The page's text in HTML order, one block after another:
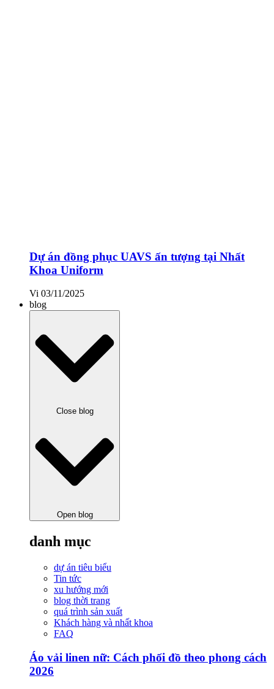
Dự án đồng phục UAVS ấn tượng tại Nhất
Khoa Uniform
Vi 03/11/2025
blog
Close blog
Open blog
danh mục
dự án tiêu biểu
Tin tức
xu hướng mới
blog thời trang
quá trình sản xuất
Khách hàng và nhất khoa
FAQ
Áo vải linen nữ: Cách phối đồ theo phong cách
2026